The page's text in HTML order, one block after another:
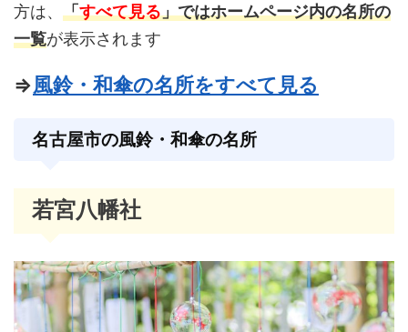
方は、 「すべて見る」ではホームページ内の名所の
一覧が表示されます
⇒風鈴・和傘の名所をすべて見る
名古屋市の風鈴・和傘の名所
若宮八幡社